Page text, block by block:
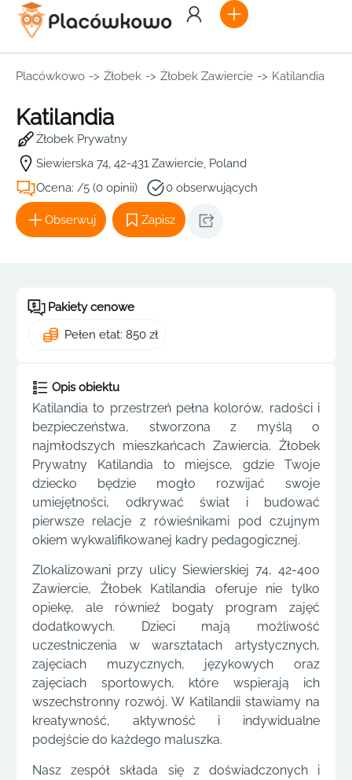
Placówkowo -> Żłobek -> Żłobek Zawiercie -> Katilandia
Katilandia
Żłobek Prywatny
Siewierska 74, 42-431 Zawiercie, Poland
Ocena: /5 (0 opinii)
0 obserwujących
Obserwuj Zapisz
Pakiety cenowe
Pełen etat: 850 zł
Opis obiektu
Katilandia to przestrzeń pełna kolorów, radości i
bezpieczeństwa, stworzona z myślą o
najmłodszych mieszkańcach Zawiercia. Żłobek
Prywatny Katilandia to miejsce, gdzie Twoje
dziecko będzie mogło rozwijać swoje
umiejętności, odkrywać świat i budować
pierwsze relacje z rówieśnikami pod czujnym
okiem wykwalifikowanej kadry pedagogicznej.
Zlokalizowani przy ulicy Siewierskiej 74, 42-400
Zawiercie, Żłobek Katilandia oferuje nie tylko
opiekę, ale również bogaty program zajęć
dodatkowych. Dzieci mają możliwość
uczestniczenia w warsztatach artystycznych,
zajęciach muzycznych, językowych oraz
zajęciach sportowych, które wspierają ich
wszechstronny rozwój. W Katilandii stawiamy na
kreatywność, aktywność i indywidualne
podejście do każdego maluszka.
Nasz zespół składa się z doświadczonych i